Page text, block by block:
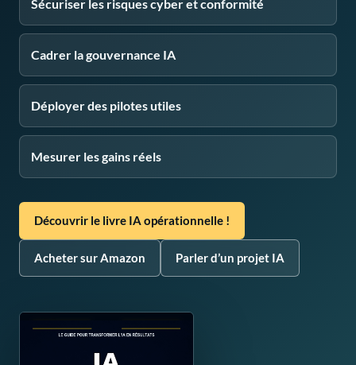
Sécuriser les risques cyber et conformité
Cadrer la gouvernance IA
Déployer des pilotes utiles
Mesurer les gains réels
Découvrir le livre IA opérationnelle !
Acheter sur Amazon Parler d’un projet IA